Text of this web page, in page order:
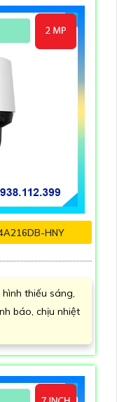
HNY
thiếu sáng,
báo, chịu nhiệt